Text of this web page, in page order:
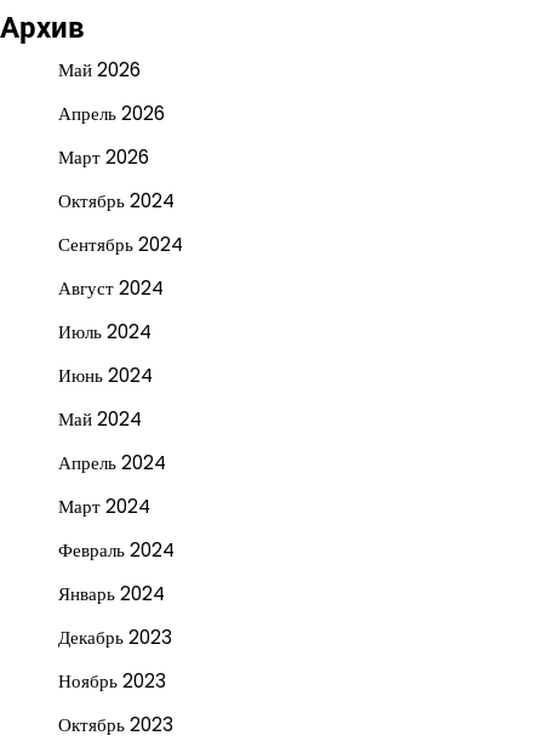
Архив
Май 2026
Апрель 2026
Март 2026
Октябрь 2024
Сентябрь 2024
Август 2024
Июль 2024
Июнь 2024
Май 2024
Апрель 2024
Март 2024
Февраль 2024
Январь 2024
Декабрь 2023
Ноябрь 2023
Октябрь 2023